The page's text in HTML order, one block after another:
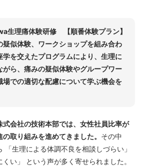
生理痛体験研修 【順番体験プラン】
疑似体験、ワークショップを組み合わ
学を交えたプログラムにより、生理に
がら、痛みの疑似体験やグループワー
場での適切な配慮について学ぶ機会を
式会社の技術本部では、女性社員比率が
取り組みを進めてきました。 その中
「生理による体調不良を相談しづらい」
くい」 という声が多く寄せられました。